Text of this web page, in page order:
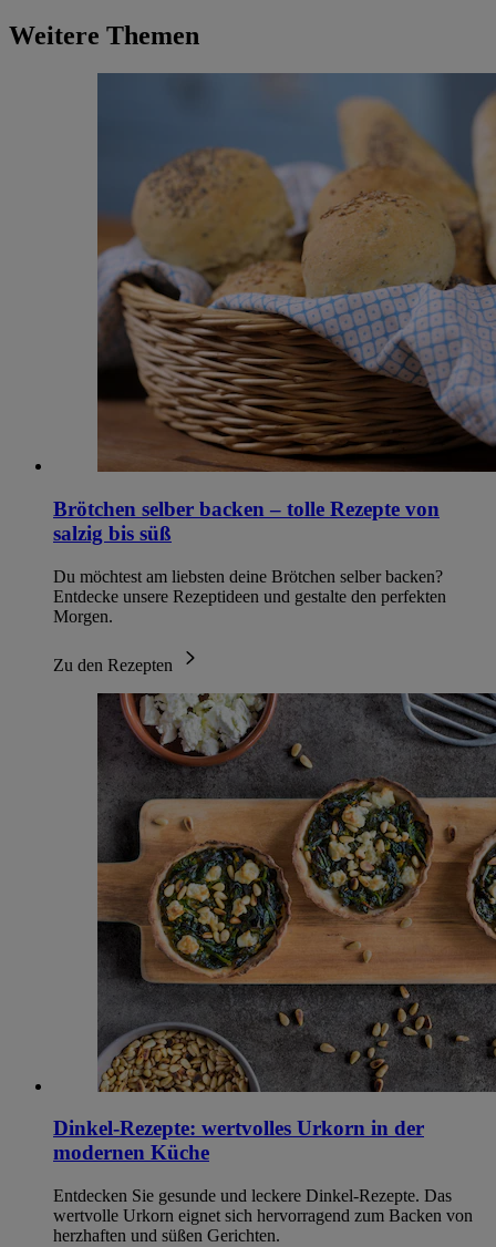
Weitere Themen
Brötchen selber backen – tolle Rezepte von
salzig bis süß
Du möchtest am liebsten deine Brötchen selber backen?
Entdecke unsere Rezeptideen und gestalte den perfekten
Morgen.
Zu den Rezepten
Dinkel-Rezepte: wertvolles Urkorn in der
modernen Küche
Entdecken Sie gesunde und leckere Dinkel-Rezepte. Das
wertvolle Urkorn eignet sich hervorragend zum Backen von
herzhaften und süßen Gerichten.